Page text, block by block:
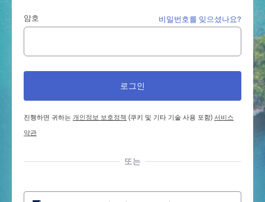
암호 비밀번호를 잊으셨나요?
진행하면 귀하는개인정보 보호정책 (쿠키 및 기타 기술 사용 포함)서비스
약관
또는